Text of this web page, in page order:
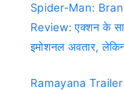
Spider-Man:
Review: एक्शन के
इमोशनल अवतार, लेकिन
Ramayana